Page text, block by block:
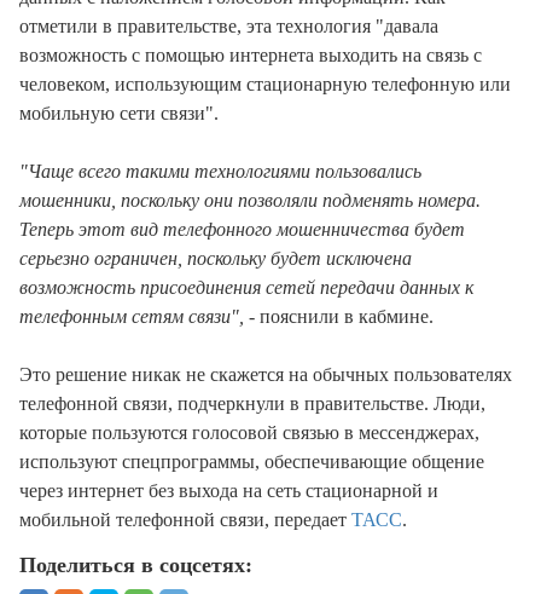
отметили в правительстве, эта технология "давала
возможность с помощью интернета выходить на связь с
человеком, использующим стационарную телефонную или
мобильную сети связи".
"Чаще всего такими технологиями пользовались
мошенники, поскольку они позволяли подменять номера.
Теперь этот вид телефонного мошенничества будет
серьезно ограничен, поскольку будет исключена
возможность присоединения сетей передачи данных к
телефонным сетям связи", - пояснили в кабмине.
Это решение никак не скажется на обычных пользователях
телефонной связи, подчеркнули в правительстве. Люди,
которые пользуются голосовой связью в мессенджерах,
используют спецпрограммы, обеспечивающие общение
через интернет без выхода на сеть стационарной и
мобильной телефонной связи, передает ТАСС.
Поделиться в соцсетях: